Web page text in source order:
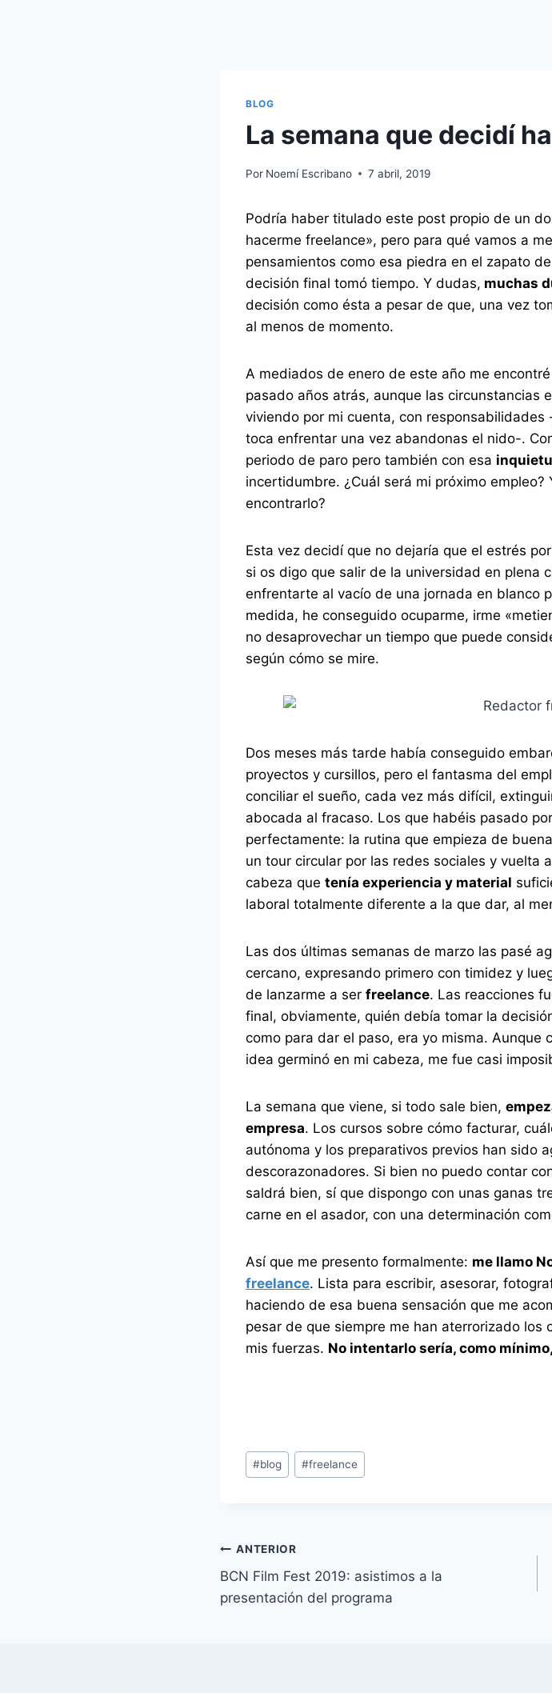
BLOG
La semana que decidí
Por Noemí Escribano 7 abril, 2019
Podría haber titulado este post propio de un
hacerme freelance», pero para qué vamos a
pensamientos como esa piedra en el zapato
decisión final tomó tiempo. Y dudas, muchas
decisión como ésta a pesar de que, una vez
al menos de momento.
A mediados de enero de este año me
pasado años atrás, aunque las circunstancias
viviendo por mi cuenta, con
toca enfrentar una vez abandonas el nido-.
periodo de paro pero también con esa
incertidumbre. ¿Cuál será mi próximo
encontrarlo?
Esta vez decidí que no dejaría que el estrés
si os digo que salir de la universidad en plena
enfrentarte al vacío de una jornada en blanco
medida, he conseguido ocuparme, irme
no desaprovechar un tiempo que puede
según cómo se mire.
Dos meses más tarde había conseguido
proyectos y cursillos, pero el fantasma del
conciliar el sueño, cada vez más difícil,
abocada al fracaso. Los que habéis pasado
perfectamente: la rutina que empieza de
un tour circular por las redes sociales y vuelta
cabeza que tenía experiencia y material
laboral totalmente diferente a la que dar, al
Las dos últimas semanas de marzo las pasé
cercano, expresando primero con timidez y
de lanzarme a ser freelance. Las reacciones
final, obviamente, quién debía tomar la
como para dar el paso, era yo misma. Aunque
idea germinó en mi cabeza, me fue casi
La semana que viene, si todo sale bien,
empresa. Los cursos sobre cómo facturar,
autónoma y los preparativos previos han sido
descorazonadores. Si bien no puedo contar
saldrá bien, sí que dispongo con unas ganas
carne en el asador, con una determinación
Así que me presento formalmente: me llamo
freelance. Lista para escribir, asesorar,
haciendo de esa buena sensación que me
pesar de que siempre me han aterrorizado
mis fuerzas. No intentarlo sería, como
Etiquetas
de
#blog #freelance
Navegación
de
ANTERIOR
BCN Film Fest 2019: asistimos a la
presentación del programa